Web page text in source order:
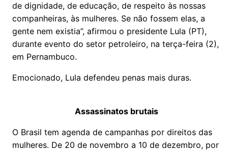
de dignidade, de educação, de respeito às nossas
companheiras, às mulheres. Se não fossem elas, a
gente nem existia”, afirmou o presidente Lula (PT),
durante evento do setor petroleiro, na terça-feira (2),
em Pernambuco.
Emocionado, Lula defendeu penas mais duras.
Assassinatos brutais
O Brasil tem agenda de campanhas por direitos das
mulheres. De 20 de novembro a 10 de dezembro, por